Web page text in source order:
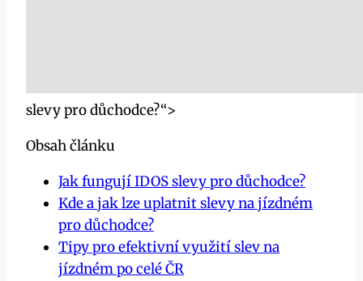
slevy pro důchodce?“>
Obsah článku
Jak⁣ fungují IDOS slevy pro důchodce?
Kde a‍ jak lze uplatnit slevy na jízdném
‌pro důchodce?
Tipy pro ⁢efektivní využití slev na
jízdném po​ celé ČR